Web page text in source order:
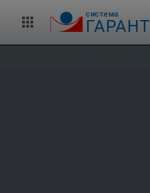
cистема
ГАРАНТ